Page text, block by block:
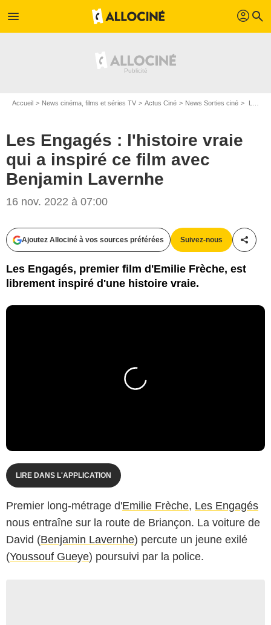
menu profil search
Accueil News cinéma, films et séries TV Actus Ciné News Sorties ciné Les Engagés : l'histoire vraie qui a inspiré ce film avec Benjamin Lavernhe
Les Engagés : l'histoire vraie
qui a inspiré ce film avec
Benjamin Lavernhe
16 nov. 2022 à 07:00
Ajoutez Allociné à vos sources préférées Suivez-nous
Les Engagés, premier film d'Emilie Frèche, est
librement inspiré d'une histoire vraie.
LIRE DANS L'APPLICATION
Premier long-métrage d'Emilie Frèche, Les Engagés
nous entraîne sur la route de Briançon. La voiture de
David (Benjamin Lavernhe) percute un jeune exilé
(Youssouf Gueye) poursuivi par la police.